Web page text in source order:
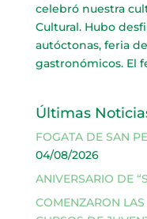
celebró nuestra
Cultural. Hubo
autóctonas, feria
gastronómicos. El
Últimas
FOGATA DE SAN
04/08/2026
ANIVERSARIO DE
COMENZARON